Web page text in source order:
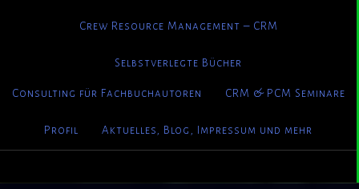
Crew Resource Management – CRM
Selbstverlegte Bücher
Consulting für Fachbuchautoren CRM & PCM Seminare
Profil Aktuelles, Blog, Impressum und mehr